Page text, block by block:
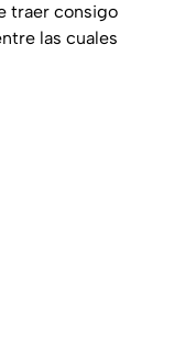
traer consigo
las cuales